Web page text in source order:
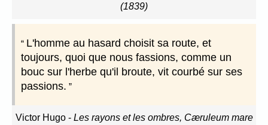
(1839)
L'homme au hasard choisit sa route, et
toujours, quoi que nous fassions, comme un
bouc sur l'herbe qu'il broute, vit courbé sur ses
passions.
Victor Hugo- Les rayons et les ombres, Cæruleum mare